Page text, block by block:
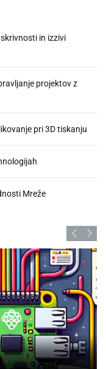
in izzivi
projektov z
pri 3D tiskanju
Mreže